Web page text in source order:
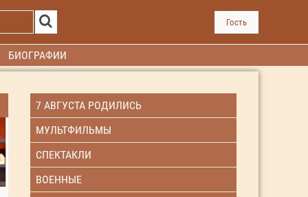
Гость
БИОГРАФИИ
7 АВГУСТА РОДИЛИСЬ
МУЛЬТФИЛЬМЫ
СПЕКТАКЛИ
ВОЕННЫЕ